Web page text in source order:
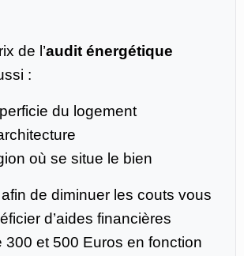
de l’audit énergétique
:
du logement
où se situe le bien
de diminuer les couts vous
d’aides financières
300 et 500 Euros en fonction